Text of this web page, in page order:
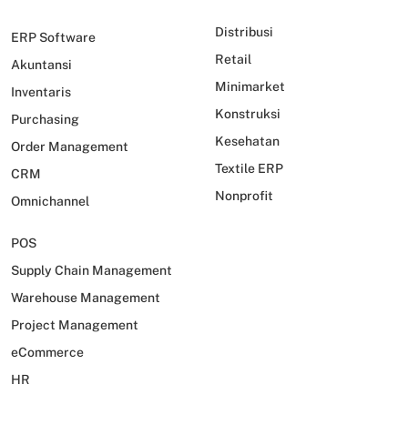
ERP Software
Akuntansi
Inventaris
Purchasing
Order Management
CRM
Omnichannel
POS
Supply Chain Management
Warehouse Management
Project Management
eCommerce
HR
Distribusi
Retail
Minimarket
Konstruksi
Kesehatan
Textile ERP
Nonprofit